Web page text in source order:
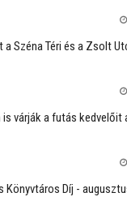
Széna Téri és a Zsolt
várják a futás kedvelőit
Könyvtáros Díj -